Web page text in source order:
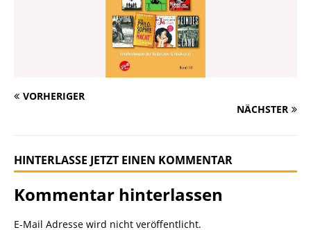
VORHERIGER
NÄCHSTER
HINTERLASSE JETZT EINEN KOMMENTAR
Kommentar hinterlassen
E-Mail Adresse wird nicht veröffentlicht.